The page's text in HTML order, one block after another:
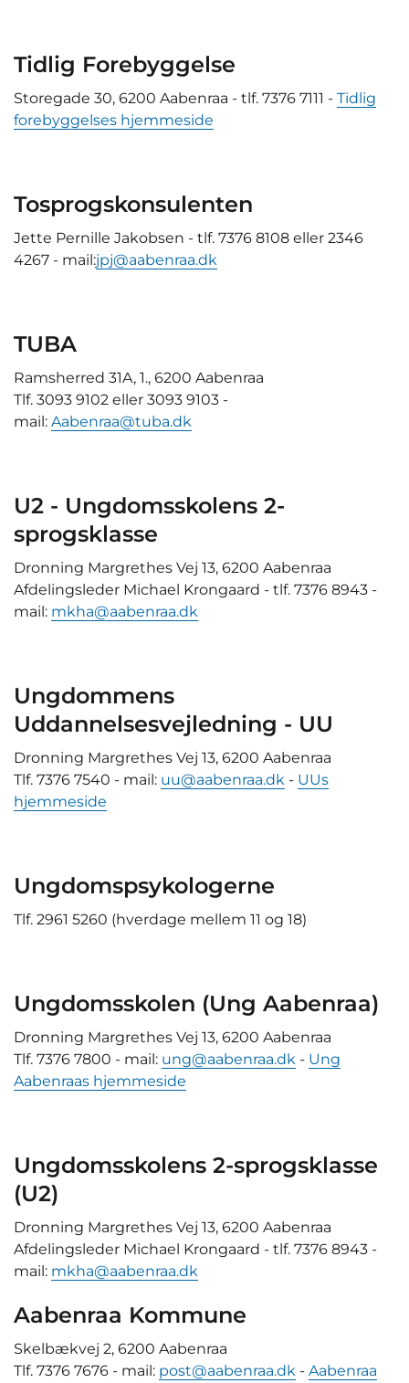
Tidlig Forebyggelse
Storegade 30, 6200 Aabenraa - tlf. 7376 7111 - Tidlig
forebyggelses hjemmeside
Tosprogskonsulenten
Jette Pernille Jakobsen - tlf. 7376 8108 eller 2346
4267 - mail:jpj@aabenraa.dk
TUBA
Ramsherred 31A, 1., 6200 Aabenraa
Tlf. 3093 9102 eller 3093 9103 -
mail: Aabenraa@tuba.dk
U2 - Ungdomsskolens 2-
sprogsklasse
Dronning Margrethes Vej 13, 6200 Aabenraa
Afdelingsleder Michael Krongaard - tlf. 7376 8943 -
mail: mkha@aabenraa.dk
Ungdommens
Uddannelsesvejledning - UU
Dronning Margrethes Vej 13, 6200 Aabenraa
Tlf. 7376 7540 - mail: uu@aabenraa.dk - UUs
hjemmeside
Ungdomspsykologerne
Tlf. 2961 5260 (hverdage mellem 11 og 18)
Ungdomsskolen (Ung Aabenraa)
Dronning Margrethes Vej 13, 6200 Aabenraa
Tlf. 7376 7800 - mail: ung@aabenraa.dk - Ung
Aabenraas hjemmeside
Ungdomsskolens 2-sprogsklasse
(U2)
Dronning Margrethes Vej 13, 6200 Aabenraa
Afdelingsleder Michael Krongaard - tlf. 7376 8943 -
mail: mkha@aabenraa.dk
Aabenraa Kommune
Skelbækvej 2, 6200 Aabenraa
Tlf. 7376 7676 - mail: post@aabenraa.dk - Aabenraa